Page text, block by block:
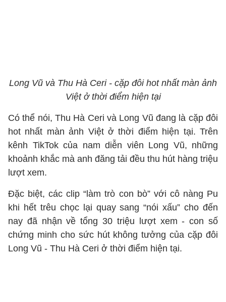
Long Vũ và Thu Hà Ceri - cặp đôi hot nhất màn ảnh
Việt ở thời điểm hiện tại
Có thể nói, Thu Hà Ceri và Long Vũ đang là cặp đôi
hot nhất màn ảnh Việt ở thời điểm hiện tại. Trên
kênh TikTok của nam diễn viên Long Vũ, những
khoảnh khắc mà anh đăng tải đều thu hút hàng triệu
lượt xem.
Đặc biệt, các clip “làm trò con bò” với cô nàng Pu
khi hết trêu chọc lại quay sang “nói xấu” cho đến
nay đã nhận về tổng 30 triệu lượt xem - con số
chứng minh cho sức hút không tưởng của cặp đôi
Long Vũ - Thu Hà Ceri ở thời điểm hiện tại.